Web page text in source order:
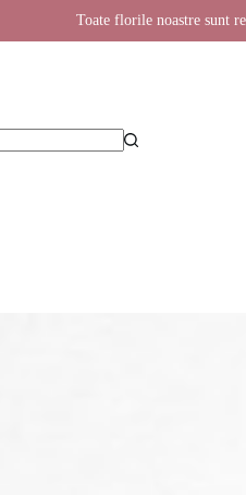
Toate florile noastre sunt